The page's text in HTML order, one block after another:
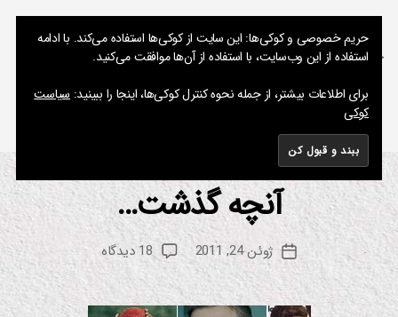
جستجو
نوشته های پراکنده یک مسعود
دسته‌هاان
ی
ش
ن
س
ین
آنچه گذشت…
نویسنده
نوشته
از
م
س
ع
و
د
تاریخ
نوشته
ژوئن 24, 2011 18 دیدگاه
برای
آنچه
گذشت…
حریم خصوصی و کوکی‌ها: این سایت از کوکی‌ها استفاده می‌کند. با ادامه
استفاده از این وب‌سایت، با استفاده از آن‌ها موافقت می‌کنید.
برای اطلاعات بیشتر، از جمله نحوه کنترل کوکی‌ها، اینجا را ببینید: سیاست
کوکی